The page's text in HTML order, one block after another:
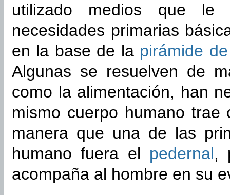
utilizado medios que le
necesidades primarias
en la base de la pirámide
Algunas se resuelven de
como la alimentación, han
mismo cuerpo humano trae
manera que una de las
humano fuera el pedernal,
acompaña al hombre en su